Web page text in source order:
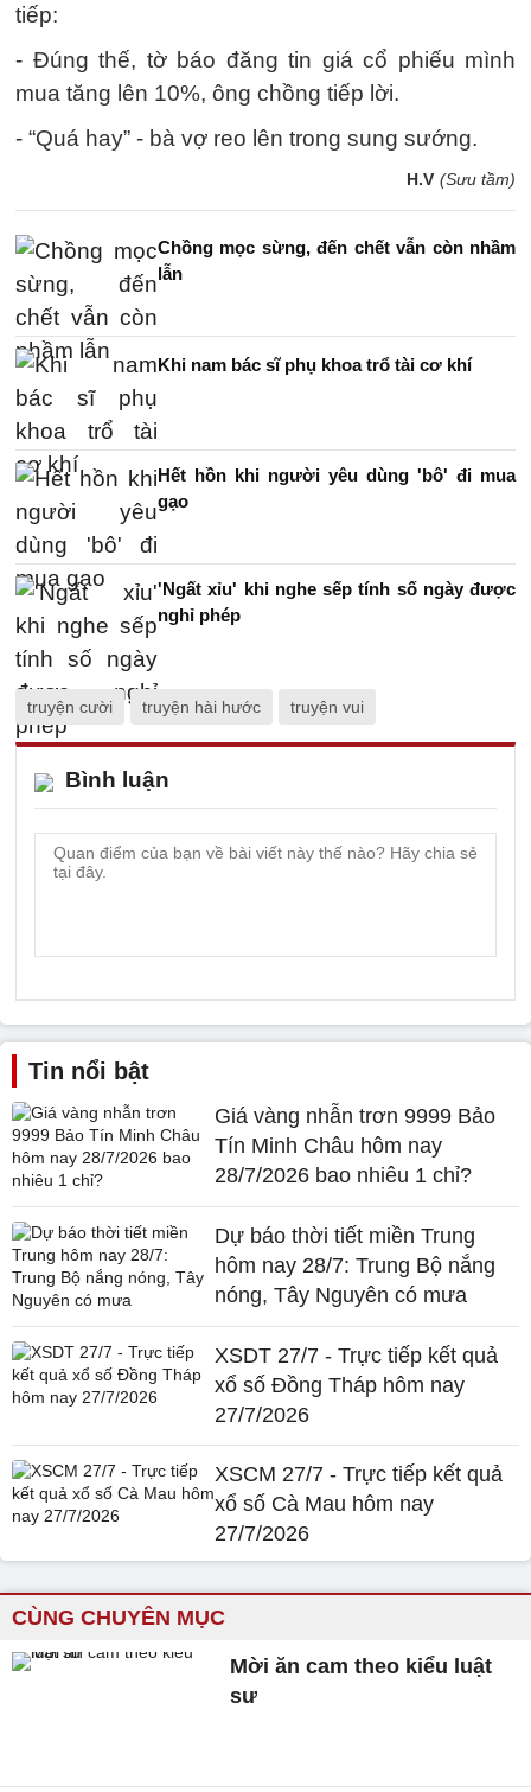
tiếp:
- Đúng thế, tờ báo đăng tin giá cổ phiếu mình
mua tăng lên 10%, ông chồng tiếp lời.
- “Quá hay” - bà vợ reo lên trong sung sướng.
H.V (Sưu tầm)
Chồng mọc sừng, đến chết vẫn còn nhầm
lẫn
Khi nam bác sĩ phụ khoa trổ tài cơ khí
Hết hồn khi người yêu dùng 'bô' đi mua
gạo
'Ngất xỉu' khi nghe sếp tính số ngày được
nghỉ phép
truyện cười truyện hài hước truyện vui
Bình luận
Tin nổi bật
Giá vàng nhẫn trơn 9999 Bảo
Tín Minh Châu hôm nay
28/7/2026 bao nhiêu 1 chỉ?
Dự báo thời tiết miền Trung
hôm nay 28/7: Trung Bộ nắng
nóng, Tây Nguyên có mưa
XSDT 27/7 - Trực tiếp kết quả
xổ số Đồng Tháp hôm nay
27/7/2026
XSCM 27/7 - Trực tiếp kết quả
xổ số Cà Mau hôm nay
27/7/2026
CÙNG CHUYÊN MỤC
Mời ăn cam theo kiểu luật
sư